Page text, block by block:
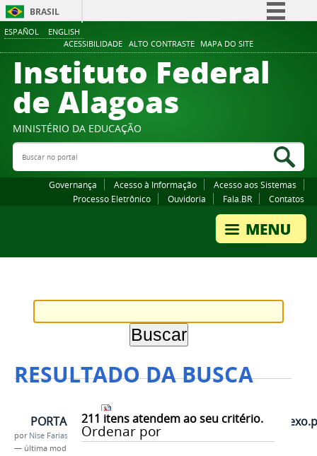
ESPAÑOL ENGLISH
ACESSIBILIDADE ALTO CONTRASTE MAPA DO SITE
BRASIL
Comunica BR
Participe
Canais
Instituto Federal
de Alagoas
MINISTÉRIO DA EDUCAÇÃO
Buscar no portal
Governança Acesso à Informação
Acesso aos Sistemas
Processo Eletrônico
Ouvidoria Fala.BR Contatos
RESULTADO DA BUSCA
211 itens atendem ao seu critério.
Ordenar por
por Nise Farias Braga
— última modificação